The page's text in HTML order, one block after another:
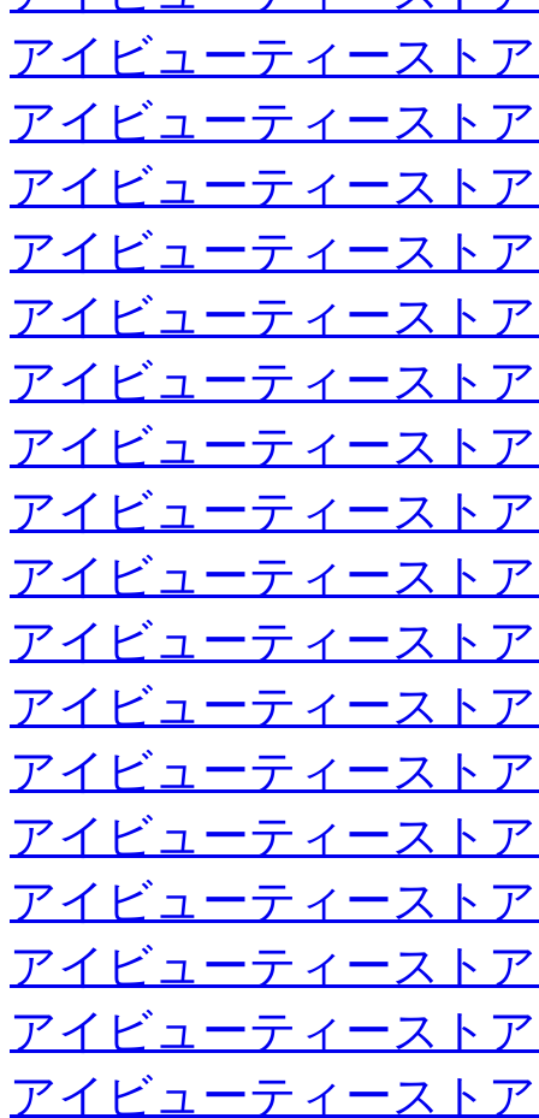
アイビューティースト
アイビューティースト
アイビューティースト
アイビューティースト
アイビューティースト
アイビューティースト
アイビューティースト
アイビューティースト
アイビューティースト
アイビューティースト
アイビューティースト
アイビューティースト
アイビューティースト
アイビューティースト
アイビューティースト
アイビューティースト
アイビューティースト